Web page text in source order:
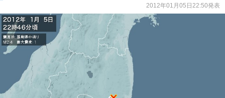
2012年01月05日22:50発表